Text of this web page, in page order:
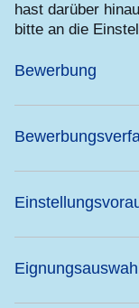
hast darüber
bitte an die
Bewerbung